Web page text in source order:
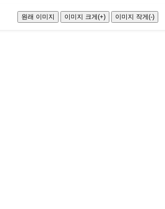
원래 이미지 이미지 크게(+) 이미지 작게(-)